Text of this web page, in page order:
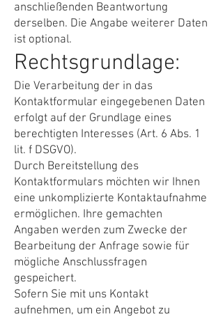
anschließenden Beantwortung
derselben. Die Angabe weiterer Daten
ist optional.
Rechtsgrundlage:
Die Verarbeitung der in das
Kontaktformular eingegebenen Daten
erfolgt auf der Grundlage eines
berechtigten Interesses (Art. 6 Abs. 1
lit. f DSGVO).
Durch Bereitstellung des
Kontaktformulars möchten wir Ihnen
eine unkomplizierte Kontaktaufnahme
ermöglichen. Ihre gemachten
Angaben werden zum Zwecke der
Bearbeitung der Anfrage sowie für
mögliche Anschlussfragen
gespeichert.
Sofern Sie mit uns Kontakt
aufnehmen, um ein Angebot zu